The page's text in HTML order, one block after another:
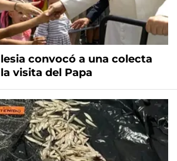
convocó a una colecta
visita del Papa